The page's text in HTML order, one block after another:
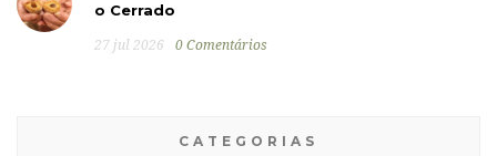
o Cerrado
27 jul 2026 0 Comentários
CATEGORIAS